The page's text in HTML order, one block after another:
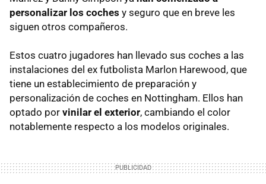
personalizar los coches y seguro que en breve les
siguen otros compañeros.
Estos cuatro jugadores han llevado sus coches a las
instalaciones del ex futbolista Marlon Harewood, que
tiene un establecimiento de preparación y
personalización de coches en Nottingham. Ellos han
optado por vinilar el exterior, cambiando el color
notablemente respecto a los modelos originales.